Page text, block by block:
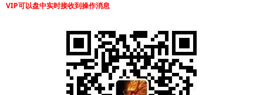
VIP可以盘中实时接收到操作消息